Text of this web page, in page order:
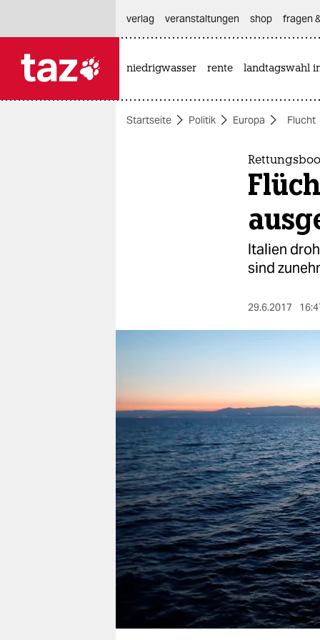
themen
verlag
verlag
veranstaltungen
shop
fragen & hilfe
unterstützen
genossenschaft
verlag
veranstaltungen shop fragen
niedrigwasser rente landtagswahl
Startseite Politik Europa Flucht
Italien
sind
29.6.2017